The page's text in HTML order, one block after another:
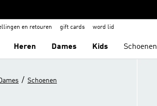
en retouren gift cards word lid
Heren Dames Kids Schoenen
/ Schoenen